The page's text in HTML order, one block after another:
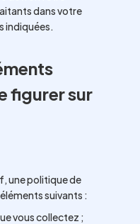
dans votre
indiquées.
figurer sur
une politique de
suivants :
vous collectez ;